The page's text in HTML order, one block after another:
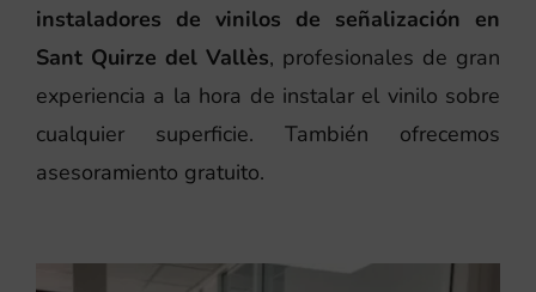
instaladores de vinilos de señalización en
Sant Quirze del Vallès, profesionales de gran
experiencia a la hora de instalar el vinilo sobre
cualquier superficie. También ofrecemos
asesoramiento gratuito.